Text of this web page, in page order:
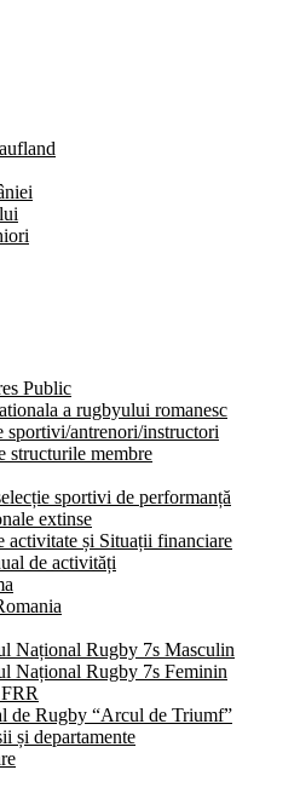
Public
a rugbyului romanesc
sportivi/antrenori/instructori
structurile membre
sportivi de performanță
extinse
activitate și Situații financiare
de activități
Național Rugby 7s Masculin
Național Rugby 7s Feminin
de Rugby “Arcul de Triumf”
și departamente